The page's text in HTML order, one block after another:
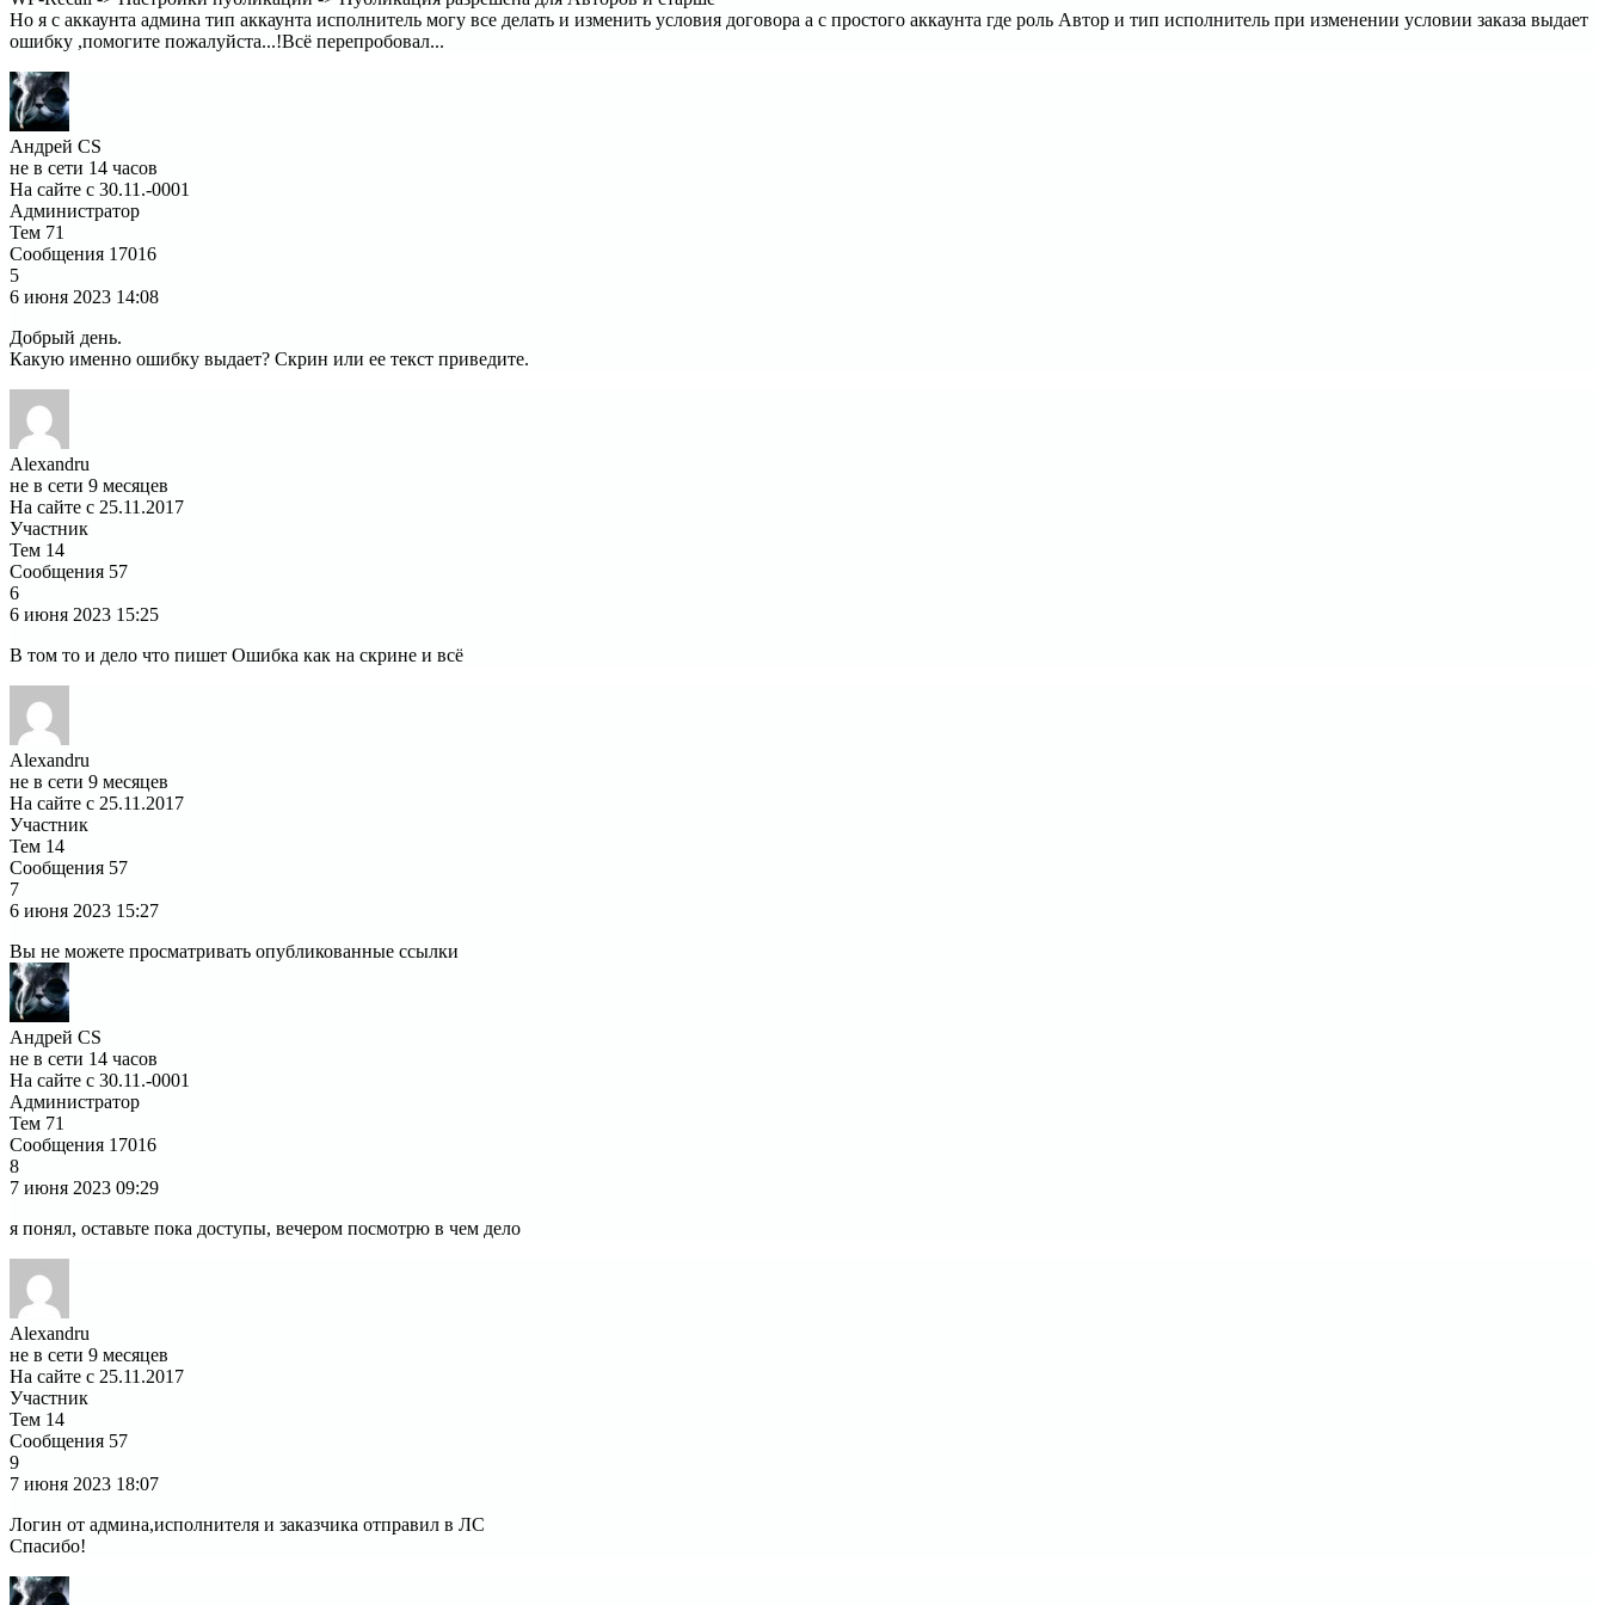
Но я с аккаунта админа тип аккаунта исполнитель могу все делать и изменить условия договора а с простого аккаунта где роль Автор и тип исполнитель при изменении условии заказа выдает
ошибку ,помогите пожалуйста...!Всё перепробовал...
Андрей CS
не в сети 14 часов
На сайте с 30.11.-0001
Администратор
Тем 71
Сообщения 17016
5
6 июня 2023 14:08
Добрый день.
Какую именно ошибку выдает? Скрин или ее текст приведите.
Alexandru
не в сети 9 месяцев
На сайте с 25.11.2017
Участник
Тем 14
Сообщения 57
6
6 июня 2023 15:25
В том то и дело что пишет Ошибка как на скрине и всё
Alexandru
не в сети 9 месяцев
На сайте с 25.11.2017
Участник
Тем 14
Сообщения 57
7
6 июня 2023 15:27
Вы не можете просматривать опубликованные ссылки
Андрей CS
не в сети 14 часов
На сайте с 30.11.-0001
Администратор
Тем 71
Сообщения 17016
8
7 июня 2023 09:29
я понял, оставьте пока доступы, вечером посмотрю в чем дело
Alexandru
не в сети 9 месяцев
На сайте с 25.11.2017
Участник
Тем 14
Сообщения 57
9
7 июня 2023 18:07
Логин от админа,исполнителя и заказчика отправил в ЛС
Спасибо!